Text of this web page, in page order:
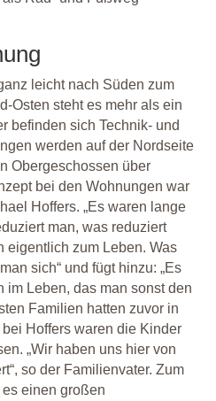
leicht nach Süden zum
Osten steht es mehr als ein
befinden sich Technik- und
werden auf der Nordseite
Obergeschossen über
bei den Wohnungen war
Hoffers. „Es waren lange
man, was reduziert
eigentlich zum Leben. Was
sich“ und fügt hinzu: „Es
im Leben, das man sonst den
Familien hatten zuvor in
Hoffers waren die Kinder
„Wir haben uns hier von
so der Familienvater. Zum
einen großen